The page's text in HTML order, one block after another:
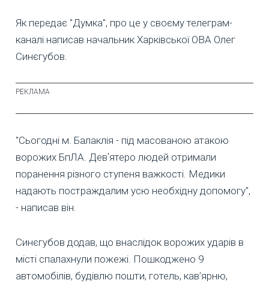
Як передає "Думка", про це у своєму телеграм-
каналі написав начальник Харківської ОВА Олег
Синєгубов.
"Сьогодні м. Балаклія - під масованою атакою
ворожих БпЛА. Девʼятеро людей отримали
поранення різного ступеня важкості. Медики
надають постраждалим усю необхідну допомогу",
- написав він.
Синєгубов додав, що внаслідок ворожих ударів в
місті спалахнули пожежі. Пошкоджено 9
автомобілів, будівлю пошти, готель, кав’ярню,